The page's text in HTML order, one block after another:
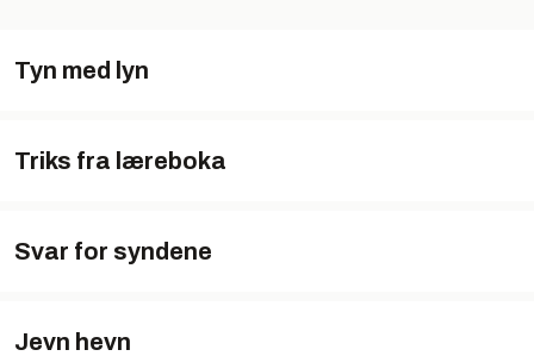
Tyn med lyn
Triks fra læreboka
Svar for syndene
Jevn hevn